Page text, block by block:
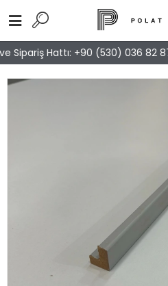
Sipariş Hattı: +90 (530) 036 82 87